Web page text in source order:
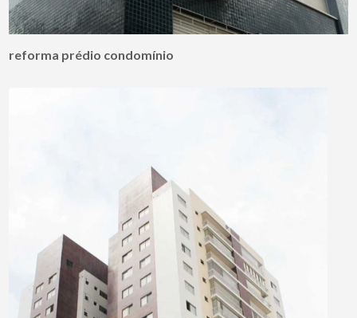
reforma prédio condomínio